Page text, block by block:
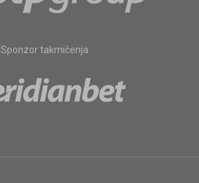
Sponzor takmičenja